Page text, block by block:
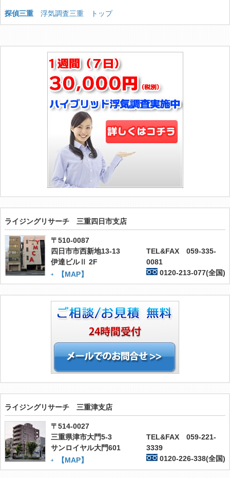
探偵三重 浮気調査三重 トップ
ライジングリサーチ 三重四日市支店
〒510-0087
四日市市西新地13-13
伊達ビルⅡ 2F
【MAP】
TEL&FAX 059-335-
0081
0120-213-077(全国)
ライジングリサーチ 三重津支店
〒514-0027
三重県津市大門5-3
サンロイヤル大門601
【MAP】
TEL&FAX 059-221-
3339
0120-226-338(全国)